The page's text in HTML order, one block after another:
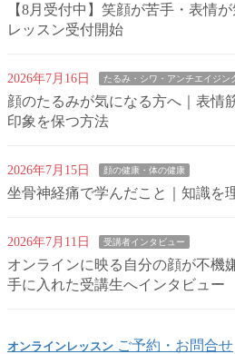
【8月受付中】笑顔が苦手・表情
レッスン受付開始
2026年7月16日 たるみ・シワ・アンチエイジン
顔のたるみが気になる方へ｜表情
印象を保つ方法
2026年7月15日 顔の健康・体の健康
坐骨神経痛で学んだこと｜知識を
2026年7月11日 受講者インタビュー
オンラインに映る自分の顔が不機
手に入れた受講生へインタビュー
オンラインレッスン ご予約・お問合せ